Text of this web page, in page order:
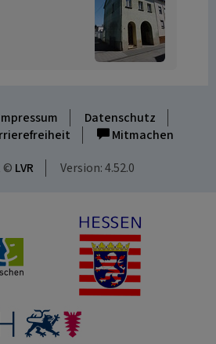
Datenschutz
Mitmachen
© LVR Version: 4.52.0